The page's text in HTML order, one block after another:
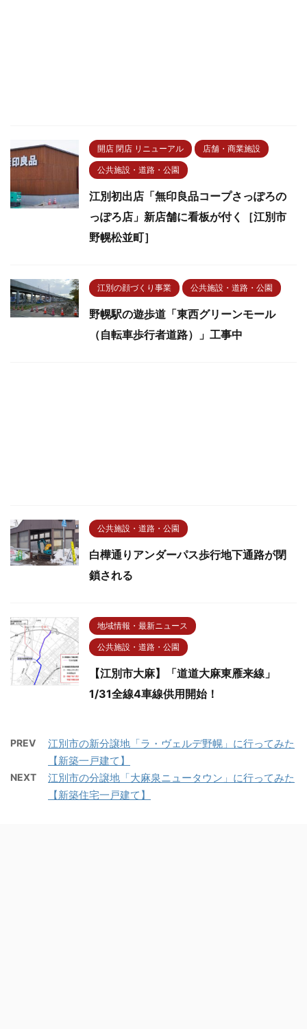
開店 閉店 リニューアル 店舗・商業施設
公共施設・道路・公園
江別初出店「無印良品コープさっぽろの
っぽろ店」新店舗に看板が付く［江別市
野幌松並町］
江別の顔づくり事業 公共施設・道路・公園
野幌駅の遊歩道「東西グリーンモール
（自転車歩行者道路）」工事中
公共施設・道路・公園
白樺通りアンダーパス歩行地下通路が閉
鎖される
地域情報・最新ニュース
公共施設・道路・公園
【江別市大麻】「道道大麻東雁来線」
1/31全線4車線供用開始！
PREV
江別市の新分譲地「ラ・ヴェルデ野幌」に行ってみた
【新築一戸建て】
NEXT
江別市の分譲地「大麻泉ニュータウン」に行ってみた
【新築住宅一戸建て】